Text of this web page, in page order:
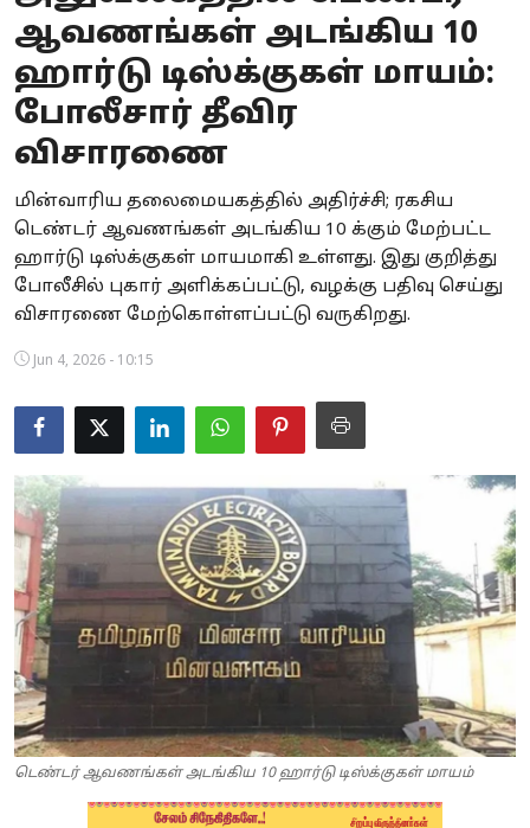
Business
Crime
Tamilnadu
National
World
Astrology
Spirituality
Weather
Politics
ஆவணங்கள் அடங்கிய 10
ஹார்டு டிஸ்க்குகள் மாயம்:
போலீசார் தீவிர
விசாரணை
மின்வாரிய தலைமையகத்தில் அதிர்ச்சி; ரகசிய
டெண்டர் ஆவணங்கள் அடங்கிய 10 க்கும் மேற்பட்ட
ஹார்டு டிஸ்க்குகள் மாயமாகி உள்ளது. இது குறித்து
போலீசில் புகார் அளிக்கப்பட்டு, வழக்கு பதிவு செய்து
விசாரணை மேற்கொள்ளப்பட்டு வருகிறது.
Jun 4, 2026 - 10:15
டெண்டர் ஆவணங்கள் அடங்கிய 10 ஹார்டு டிஸ்க்குகள் மாயம்